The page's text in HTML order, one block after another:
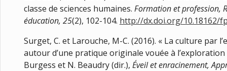
classe de sciences humaines. Formation et profession,
éducation, 25(2), 102-104. http://dx.doi.org/10.18162/
Surget, C. et Larouche, M-C. (2016). « La culture par
autour d’une pratique originale vouée à l’exploration
Burgess et N. Beaudry (dir.), Éveil et enracinement,